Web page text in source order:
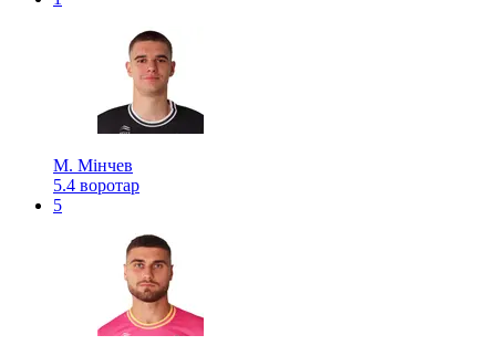
М. Мінчев
5.4 воротар
5